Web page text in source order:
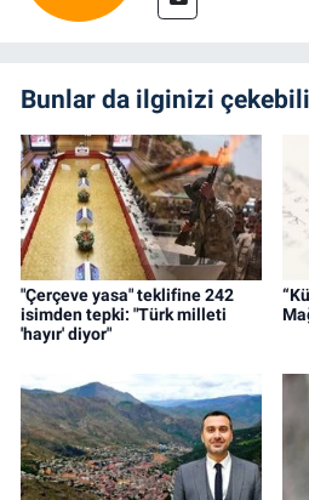
Bunlar da ilginizi
"Çerçeve yasa" teklifine 242
isimden tepki: "Türk milleti
'hayır' diyor"